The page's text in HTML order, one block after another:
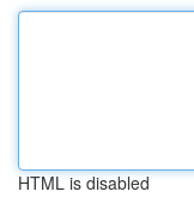
HTML is disabled